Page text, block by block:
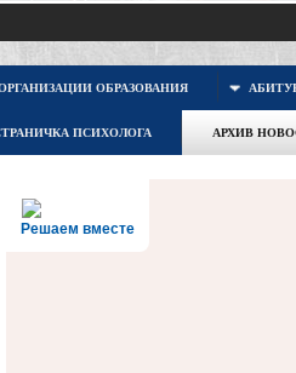
ОБРАЗОВАНИЯ
ПСИХОЛОГА АРХИВ
Решаем вместе